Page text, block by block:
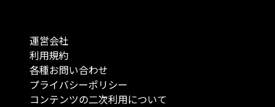
運営会社
利用規約
各種お問い合わせ
プライバシーポリシー
コンテンツの二次利用について